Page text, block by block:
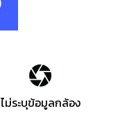
ไม่ระบุข้อมูลกล้อง